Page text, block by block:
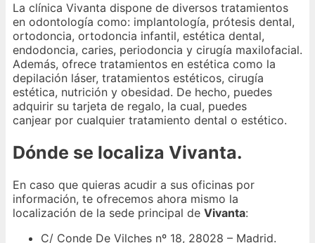
La clínica Vivanta dispone de diversos tratamientos
en odontología como: implantología, prótesis dental,
ortodoncia, ortodoncia infantil, estética dental,
endodoncia, caries, periodoncia y cirugía maxilofacial.
Además, ofrece tratamientos en estética como la
depilación láser, tratamientos estéticos, cirugía
estética, nutrición y obesidad. De hecho, puedes
adquirir su tarjeta de regalo, la cual, puedes
canjear por cualquier tratamiento dental o estético.
Dónde se localiza Vivanta.
En caso que quieras acudir a sus oficinas por
información, te ofrecemos ahora mismo la
localización de la sede principal de Vivanta:
C/ Conde De Vilches nº 18, 28028 – Madrid.